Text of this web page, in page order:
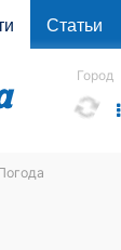
Статьи
Город